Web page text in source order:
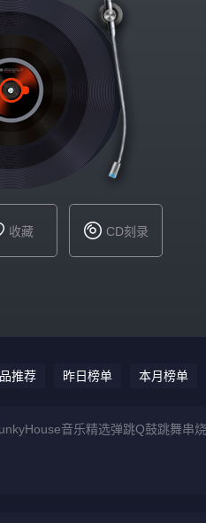
收藏 CD刻录
推荐 昨日榜单 本月榜单
音乐精选弹跳Q鼓跳舞串烧